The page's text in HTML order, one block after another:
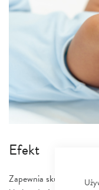
Efekt
Zapewnia skuteczną